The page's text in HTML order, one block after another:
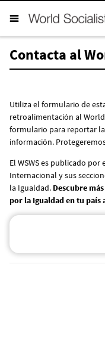
Contacta al
Utiliza el formulario de
retroalimentación al
formulario para reportar
información.
El WSWS es publicado
Internacional y sus
la Igualdad. Descubre
por la Igualdad en tu país